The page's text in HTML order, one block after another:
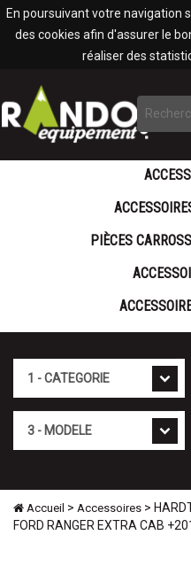
En poursuivant votre navigation
des cookies afin d'assurer le
réaliser des
PIÈCES
Accueil > Accessoires >
FORD RANGER EXTRA CAB
Panneau de gestion des cookies